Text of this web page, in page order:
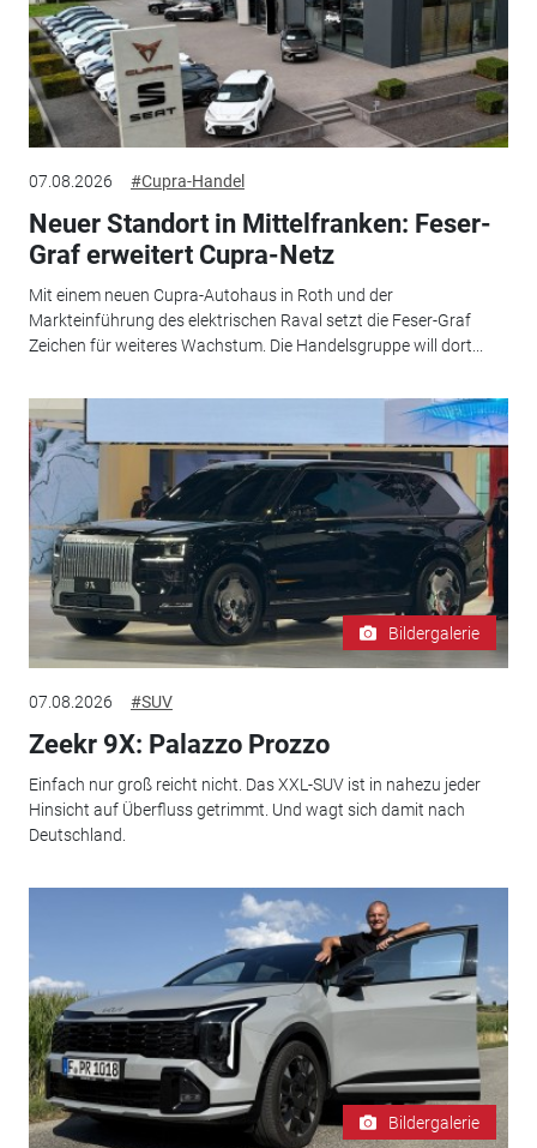
07.08.2026 #Cupra-Handel
Neuer Standort in Mittelfranken: Feser-
Graf erweitert Cupra-Netz
Mit einem neuen Cupra-Autohaus in Roth und der
Markteinführung des elektrischen Raval setzt die Feser-Graf
Zeichen für weiteres Wachstum. Die Handelsgruppe will dort...
Bildergalerie
07.08.2026 #SUV
Zeekr 9X: Palazzo Prozzo
Einfach nur groß reicht nicht. Das XXL-SUV ist in nahezu jeder
Hinsicht auf Überfluss getrimmt. Und wagt sich damit nach
Deutschland.
Bildergalerie